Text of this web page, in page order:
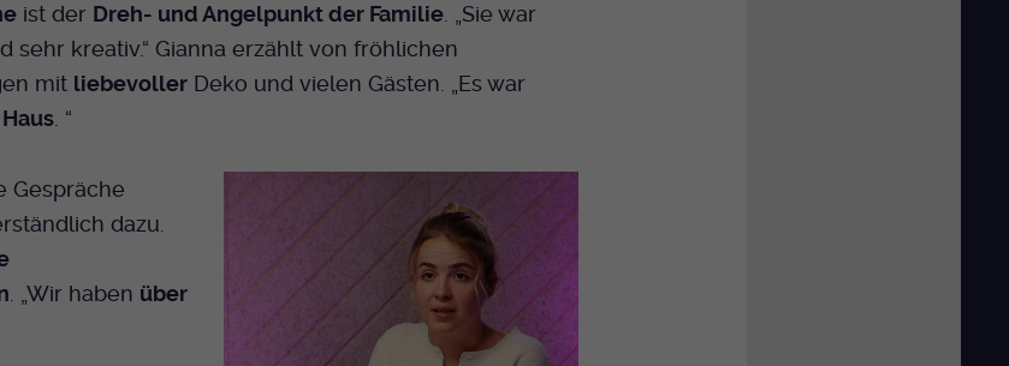
ist der Dreh- und Angelpunkt der Familie. „Sie war
sehr kreativ.“ Gianna erzählt von fröhlichen
mit liebevollerDeko und vielen Gästen. „Es war
. “
Gespräche
dazu.
. „Wir haben über